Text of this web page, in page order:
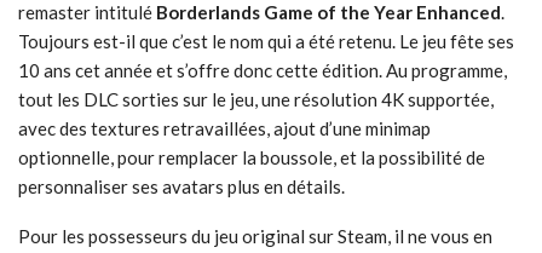
remaster intitulé Borderlands Game of the Year Enhanced.
Toujours est-il que c’est le nom qui a été retenu. Le jeu fête ses
10 ans cet année et s’offre donc cette édition. Au programme,
tout les DLC sorties sur le jeu, une résolution 4K supportée,
avec des textures retravaillées, ajout d’une minimap
optionnelle, pour remplacer la boussole, et la possibilité de
personnaliser ses avatars plus en détails.
Pour les possesseurs du jeu original sur Steam, il ne vous en